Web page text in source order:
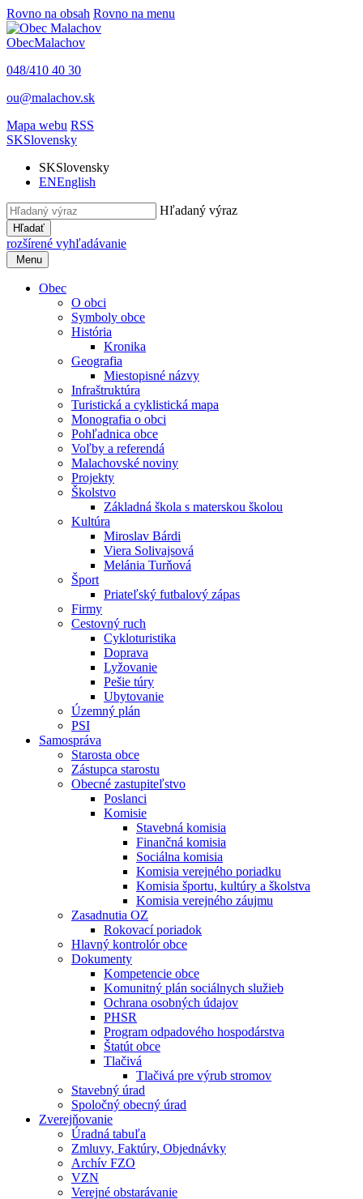
Rovno na obsah Rovno na menu
ObecMalachov
048/410 40 30
ou@malachov.sk
Mapa webu RSS
SKSlovensky
SKSlovensky
ENEnglish
Hľadaný výraz
Hľadať
rozšírené vyhľadávanie
Menu
Obec
O obci
Symboly obce
História
Kronika
Geografia
Miestopisné názvy
Infraštruktúra
Turistická a cyklistická mapa
Monografia o obci
Pohľadnica obce
Voľby a referendá
Malachovské noviny
Projekty
Školstvo
Základná škola s materskou školou
Kultúra
Miroslav Bárdi
Viera Solivajsová
Melánia Turňová
Šport
Priateľský futbalový zápas
Firmy
Cestovný ruch
Cykloturistika
Doprava
Lyžovanie
Pešie túry
Ubytovanie
Územný plán
PSI
Samospráva
Starosta obce
Zástupca starostu
Obecné zastupiteľstvo
Poslanci
Komisie
Stavebná komisia
Finančná komisia
Sociálna komisia
Komisia verejného poriadku
Komisia športu, kultúry a školstva
Komisia verejného záujmu
Zasadnutia OZ
Rokovací poriadok
Hlavný kontrolór obce
Dokumenty
Kompetencie obce
Komunitný plán sociálnych služieb
Ochrana osobných údajov
PHSR
Program odpadového hospodárstva
Štatút obce
Tlačivá
Tlačivá pre výrub stromov
Stavebný úrad
Spoločný obecný úrad
Zverejňovanie
Úradná tabuľa
Zmluvy, Faktúry, Objednávky
Archív FZO
VZN
Verejné obstarávanie